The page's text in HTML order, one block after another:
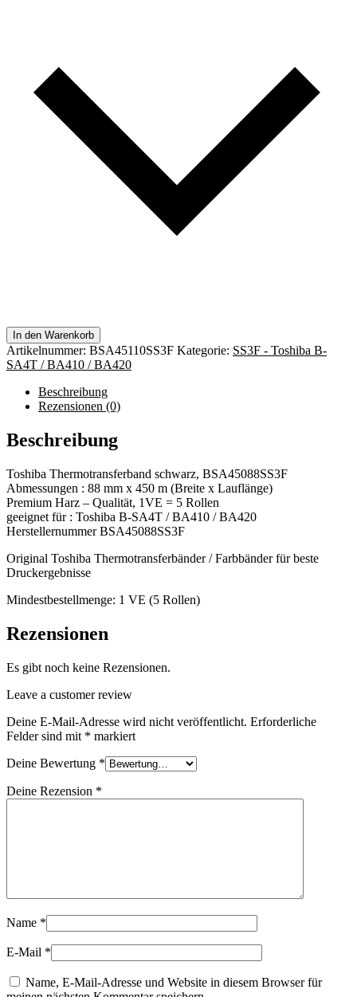
In den Warenkorb
Artikelnummer: BSA45110SS3F Kategorie: SS3F - Toshiba B-
SA4T / BA410 / BA420
Beschreibung
Rezensionen (0)
Beschreibung
Toshiba Thermotransferband schwarz, BSA45088SS3F
Abmessungen : 88 mm x 450 m (Breite x Lauflänge)
Premium Harz – Qualität, 1VE = 5 Rollen
geeignet für : Toshiba B-SA4T / BA410 / BA420
Herstellernummer BSA45088SS3F
Original Toshiba Thermotransferbänder / Farbbänder für beste
Druckergebnisse
Mindestbestellmenge: 1 VE (5 Rollen)
Rezensionen
Es gibt noch keine Rezensionen.
Leave a customer review
Deine E-Mail-Adresse wird nicht veröffentlicht. Erforderliche
Felder sind mit * markiert
Deine Bewertung *
Deine Rezension *
Name *
E-Mail *
Name, E-Mail-Adresse und Website in diesem Browser für